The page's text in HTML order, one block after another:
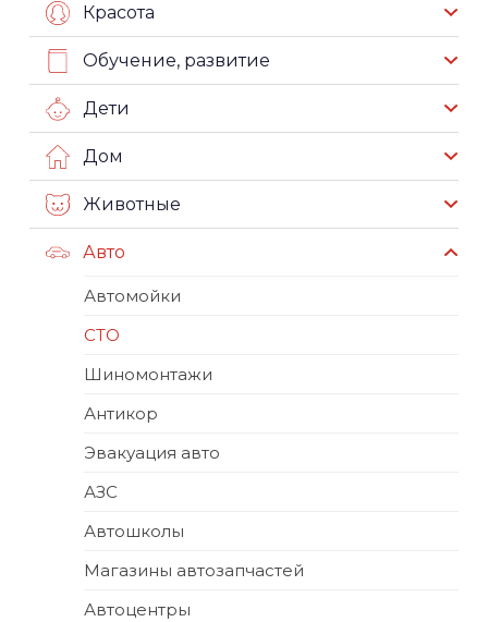
Красота
Обучение, развитие
Дети
Дом
Животные
Авто
Автомойки
СТО
Шиномонтажи
Антикор
Эвакуация авто
АЗС
Автошколы
Магазины автозапчастей
Автоцентры